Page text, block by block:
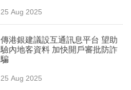
25 Aug 2025
傳港銀建議設互通訊息平台 望助
驗內地客資料 加快開戶審批防詐
騙
25 Aug 2025